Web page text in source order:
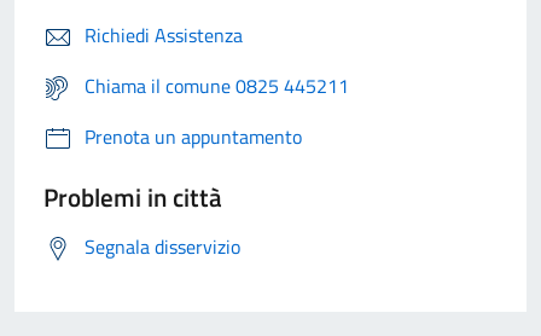
Richiedi Assistenza
Chiama il comune 0825 445211
Prenota un appuntamento
Problemi in città
Segnala disservizio